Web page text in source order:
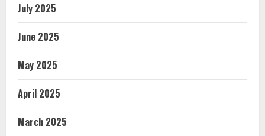
July 2025
June 2025
May 2025
April 2025
March 2025